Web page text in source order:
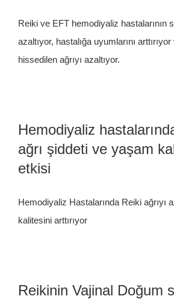
Mağaza
Online Akademi
İletişim
Reiki ve EFT hemodiyaliz hastalarının
azaltıyor, hastalığa uyumlarını
hissedilen ağrıyı azaltıyor.
Hemodiyaliz
ağrı şiddeti ve yaşam
etkisi
Hemodiyaliz Hastalarında Reiki ağrıyı
kalitesini arttırıyor
Reikinin Vajinal Doğum